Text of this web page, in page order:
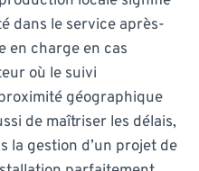
dans le service après-
en charge en cas
où le suivi
géographique
de maîtriser les délais,
la gestion d’un projet de